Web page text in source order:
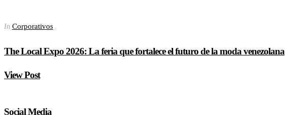
In Corporativos
The Local Expo 2026: La feria que fortalece el futuro de la moda venezolana
View Post
Social Media